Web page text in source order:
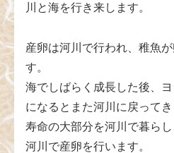
川と海を行き来します。
産卵は河川で行われ、稚魚
す。
海でしばらく成長した後、
になるとまた河川に戻ってき
寿命の大部分を河川で暮らし
河川で産卵を行います。